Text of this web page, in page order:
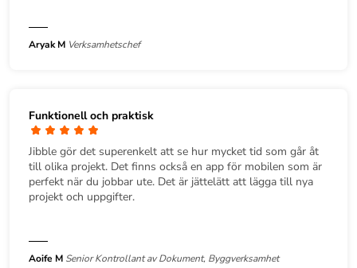
Aryak M Verksamhetschef
Funktionell och praktisk
Jibble gör det superenkelt att se hur mycket tid som går åt
till olika projekt. Det finns också en app för mobilen som är
perfekt när du jobbar ute. Det är jättelätt att lägga till nya
projekt och uppgifter.
Aoife M Senior Kontrollant av Dokument, Byggverksamhet